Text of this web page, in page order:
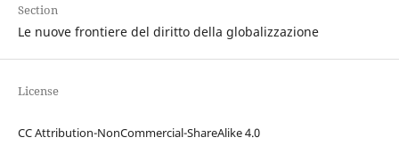
Section
Le nuove frontiere del diritto della globalizzazione
License
CC Attribution-NonCommercial-ShareAlike 4.0